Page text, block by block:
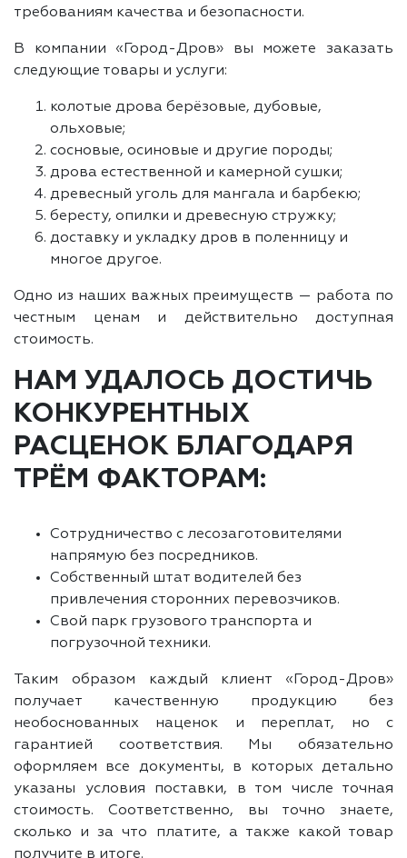
требованиям качества и безопасности.
В компании «Город-Дров» вы можете заказать
следующие товары и услуги:
колотые дрова берёзовые, дубовые,
ольховые;
сосновые, осиновые и другие породы;
дрова естественной и камерной сушки;
древесный уголь для мангала и барбекю;
бересту, опилки и древесную стружку;
доставку и укладку дров в поленницу и
многое другое.
Одно из наших важных преимуществ — работа по
честным ценам и действительно доступная
стоимость.
НАМ УДАЛОСЬ ДОСТИЧЬ
КОНКУРЕНТНЫХ
РАСЦЕНОК БЛАГОДАРЯ
ТРЁМ ФАКТОРАМ:
Сотрудничество с лесозаготовителями
напрямую без посредников.
Собственный штат водителей без
привлечения сторонних перевозчиков.
Свой парк грузового транспорта и
погрузочной техники.
Таким образом каждый клиент «Город-Дров»
получает качественную продукцию без
необоснованных наценок и переплат, но с
гарантией соответствия. Мы обязательно
оформляем все документы, в которых детально
указаны условия поставки, в том числе точная
стоимость. Соответственно, вы точно знаете,
сколько и за что платите, а также какой товар
получите в итоге.